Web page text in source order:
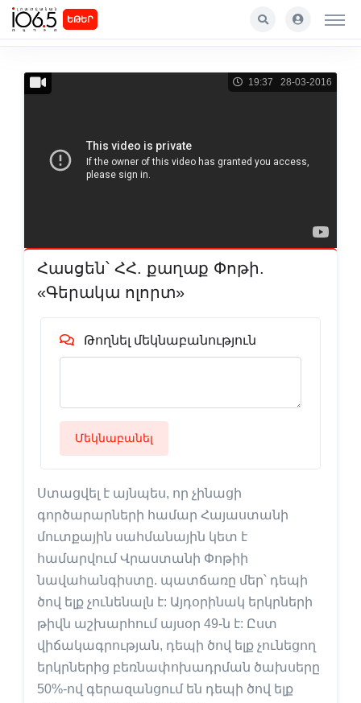
ԵԹԵՐ
19:37 28-03-2016
Հասցեն՝ ՀՀ. քաղաք Փոթի.
«Գերակա ոլորտ»
Թողնել մեկնաբանություն
Մեկնաբանել
Ստացվել է այնպես, որ չինացի
գործարարների համար Հայաստանի
մուտքային սահմանային կետ է
համարվում Վրաստանի Փոթիի
նավահանգիստը. պատճառը մեր՝ դեպի
ծով ելք չունենալն է: Այդօրինակ երկրների
թիվն աշխարհում այսօր 49-ն է: Ըստ
վիճակագրության, դեպի ծով ելք չունեցող
երկրներից բեռնափոխադրման ծախսերը
50%-ով գերազանցում են դեպի ծով ելք